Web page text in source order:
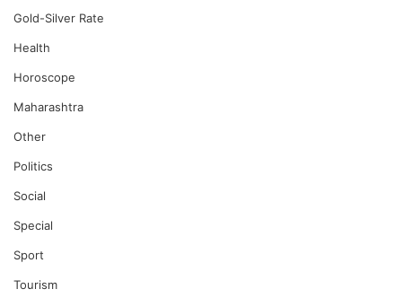
Gold-Silver Rate
Health
Horoscope
Maharashtra
Other
Politics
Social
Special
Sport
Tourism